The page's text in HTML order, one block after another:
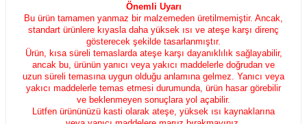
Önemli Uyarı
Bu ürün tamamen yanmaz bir malzemeden üretilmemiştir. Ancak,
standart ürünlere kıyasla daha yüksek ısı ve ateşe karşı direnç
gösterecek şekilde tasarlanmıştır.
Ürün, kısa süreli temaslarda ateşe karşı dayanıklılık sağlayabilir,
ancak bu, ürünün yanıcı veya yakıcı maddelerle doğrudan ve
uzun süreli temasına uygun olduğu anlamına gelmez. Yanıcı veya
yakıcı maddelerle temas etmesi durumunda, ürün hasar görebilir
ve beklenmeyen sonuçlara yol açabilir.
Lütfen ürününüzü kasti olarak ateşe, yüksek ısı kaynaklarına